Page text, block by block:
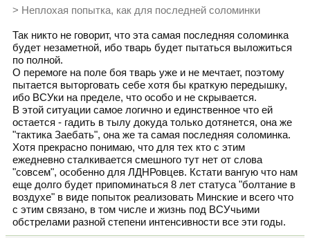
> Неплохая попытка, как для последней соломинки
Так никто не говорит, что эта самая последняя соломинка
будет незаметной, ибо тварь будет пытаться выложиться
по полной.
О перемоге на поле боя тварь уже и не мечтает, поэтому
пытается выторговать себе хотя бы краткую передышку,
ибо ВСУки на пределе, что особо и не скрывается.
В этой ситуации самое логично и единственное что ей
остается - гадить в тылу докуда только дотянется, она же
"тактика Заебать", она же та самая последняя соломинка.
Хотя прекрасно понимаю, что для тех кто с этим
ежедневно сталкивается смешного тут нет от слова
"совсем", особенно для ЛДНРовцев. Кстати вангую что нам
еще долго будет припоминаться 8 лет статуса "болтание в
воздухе" в виде попыток реализовать Минские и всего что
с этим связано, в том числе и жизнь под ВСУчьими
обстрелами разной степени интенсивности все эти годы.